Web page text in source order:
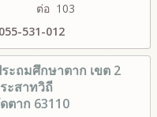
ต่อ 103
531-012
ะถมศึกษาตาก เขต 2
ะสาทวิถี
ตาก 63110